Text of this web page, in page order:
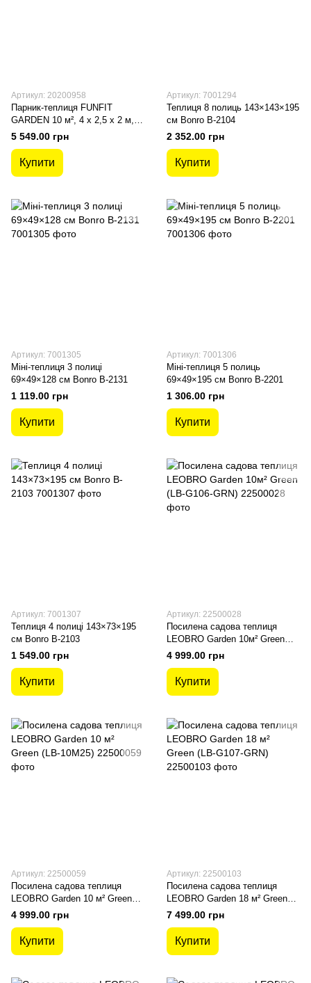
Артикул: 20200958
Парник-теплиця FUNFIT
GARDEN 10 м², 4 x 2,5 x 2 м,
зелений
5 549.00 грн
Купити
Артикул: 7001294
Теплиця 8 полиць 143×143×195
см Bonro B-2104
2 352.00 грн
Купити
Артикул: 7001305
Міні-теплиця 3 полиці
69×49×128 см Bonro B-2131
1 119.00 грн
Купити
Артикул: 7001306
Міні-теплиця 5 полиць
69×49×195 см Bonro B-2201
1 306.00 грн
Купити
Артикул: 7001307
Теплиця 4 полиці 143×73×195
см Bonro B-2103
1 549.00 грн
Купити
Артикул: 22500028
Посилена садова теплиця
LEOBRO Garden 10м² Green
(LB-G106-GRN)
4 999.00 грн
Купити
Артикул: 22500059
Посилена садова теплиця
LEOBRO Garden 10 м² Green
(LB-10M25)
4 999.00 грн
Купити
Артикул: 22500103
Посилена садова теплиця
LEOBRO Garden 18 м² Green
(LB-G107-GRN)
7 499.00 грн
Купити